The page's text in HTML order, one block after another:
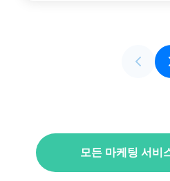
모든 마케팅 서비